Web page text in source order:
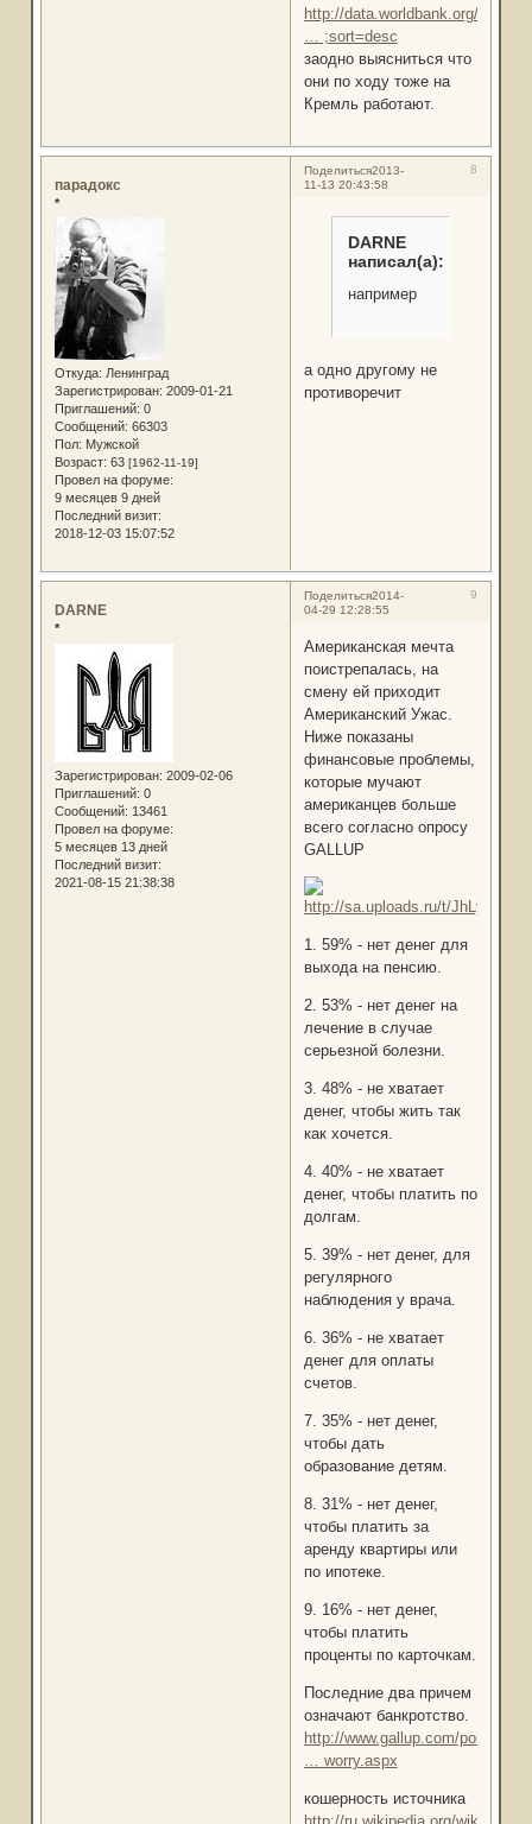
http://data.worldbank.org/
… ;sort=desc
заодно выясниться что
они по ходу тоже на
Кремль работают.
Поделиться 8
2013-
11-13 20:43:58
парадокс
*
Откуда: Ленинград
Зарегистрирован: 2009-01-21
Приглашений: 0
Сообщений: 66303
Пол: Мужской
Возраст: 63 [1962-11-19]
Провел на форуме:
9 месяцев 9 дней
Последний визит:
2018-12-03 15:07:52
DARNE
написал(а):
например
а одно другому не
противоречит
Поделиться 9
2014-
04-29 12:28:55
DARNE
*
Зарегистрирован: 2009-02-06
Приглашений: 0
Сообщений: 13461
Провел на форуме:
5 месяцев 13 дней
Последний визит:
2021-08-15 21:38:38
Американская мечта
поистрепалась, на
смену ей приходит
Американский Ужас.
Ниже показаны
финансовые проблемы,
которые мучают
американцев больше
всего согласно опросу
GALLUP
1. 59% - нет денег для
выхода на пенсию.
2. 53% - нет денег на
лечение в случае
серьезной болезни.
3. 48% - не хватает
денег, чтобы жить так
как хочется.
4. 40% - не хватает
денег, чтобы платить по
долгам.
5. 39% - нет денег, для
регулярного
наблюдения у врача.
6. 36% - не хватает
денег для оплаты
счетов.
7. 35% - нет денег,
чтобы дать
образование детям.
8. 31% - нет денег,
чтобы платить за
аренду квартиры или
по ипотеке.
9. 16% - нет денег,
чтобы платить
проценты по карточкам.
Последние два причем
означают банкротство.
http://www.gallup.com/poll/
… worry.aspx
кошерность источника